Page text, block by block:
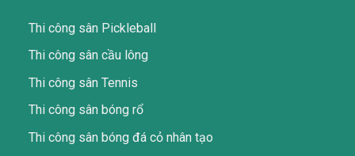
Thi công sân Pickleball
Thi công sân cầu lông
Thi công sân Tennis
Thi công sân bóng rổ
Thi công sân bóng đá cỏ nhân tạo